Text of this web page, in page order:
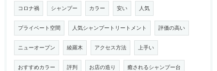
コロナ禍 シャンプー カラー 安い 人気
プライベート空間 人気シャンプートリートメント 評価の高い
ニューオープン 綾羅木 アクセス方法 上手い
おすすめカラー 評判 お店の造り 癒されるシャンプー台